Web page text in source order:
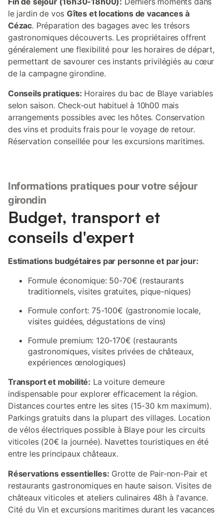
le jardin de vosGîtes et locations de vacances à
Cézac. Préparation des bagages avec les trésors
gastronomiques découverts. Les propriétaires offrent
généralement une flexibilité pour les horaires de départ,
permettant de savourer ces instants privilégiés au cœur
de la campagne girondine.
Conseils pratiques: Horaires du bac de Blaye variables
selon saison. Check-out habituel à 10h00 mais
arrangements possibles avec les hôtes. Conservation
des vins et produits frais pour le voyage de retour.
Réservation conseillée pour les excursions maritimes.
Informations pratiques pour votre séjour
girondin
Budget, transport et
conseils d'expert
Estimations budgétaires par personne et par jour:
Formule économique: 50-70€ (restaurants
traditionnels, visites gratuites, pique-niques)
Formule confort: 75-100€ (gastronomie locale,
visites guidées, dégustations de vins)
Formule premium: 120-170€ (restaurants
gastronomiques, visites privées de châteaux,
expériences œnologiques)
Transport et mobilité: La voiture demeure
indispensable pour explorer efficacement la région.
Distances courtes entre les sites (15-30 km maximum).
Parkings gratuits dans la plupart des villages. Location
de vélos électriques possible à Blaye pour les circuits
viticoles (20€ la journée). Navettes touristiques en été
entre les principaux châteaux.
Réservations essentielles: Grotte de Pair-non-Pair et
restaurants gastronomiques en haute saison. Visites de
châteaux viticoles et ateliers culinaires 48h à l'avance.
Cité du Vin et excursions maritimes durant les vacances